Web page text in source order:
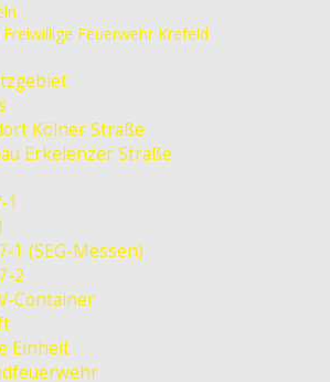
Freiwillige Feuerwehr Krefeld
Kölner Straße
Erkelenzer Straße
1
1 (SEG-Messen)
2
Container
Einheit